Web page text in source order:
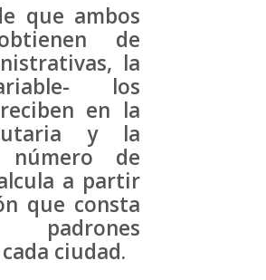
que ambos
de
la
los
en la
y la
número de
a partir
que consta
ciudad.